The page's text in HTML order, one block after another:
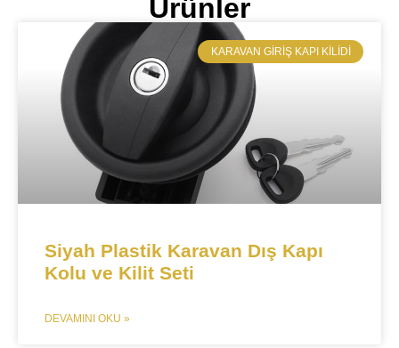
Ürünler
KARAVAN GIRIŞ KAPI KILIDI
Siyah Plastik Karavan Dış Kapı
Kolu ve Kilit Seti
DEVAMINI OKU »